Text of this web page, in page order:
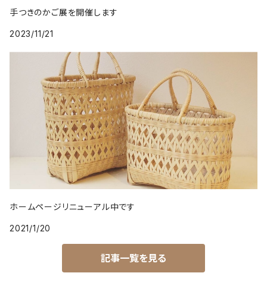
手つきのかご展を開催します
2023/11/21
ホームページリニューアル中です
2021/1/20
記事一覧を見る